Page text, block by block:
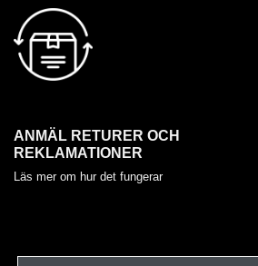
ANMÄL RETURER OCH
REKLAMATIONER
Läs mer om hur det fungerar